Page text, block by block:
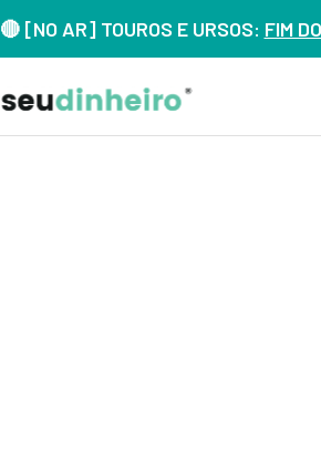
🔴 [NO AR] TOUROS E URSOS: FIM